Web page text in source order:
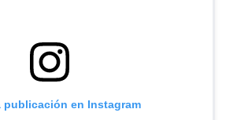
publicación en Instagram